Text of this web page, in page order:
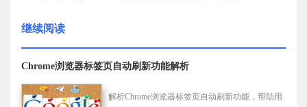
继续阅读
Chrome浏览器标签页自动刷新功能解析
解析Chrome浏览器标签页自动刷新功能，帮助用